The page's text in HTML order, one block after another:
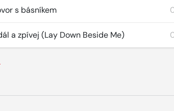
s básníkem
a zpívej (Lay Down Beside Me)